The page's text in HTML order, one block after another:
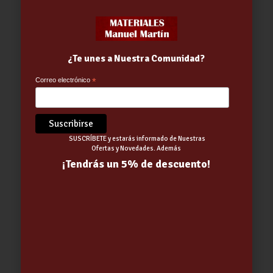
PINTURA ACRILICA ROJO
VIVO/FUEGO RAL 3000 SPRAY 400
ML.QUILOSA (01-01-2026)
4.43€
¿Te unes a Nuestra Comunidad?
Correo electrónico*
SUSCRÍBETE y estarás informado de Nuestras
Ofertas y Novedades. Además
¡Tendrás un 5% de descuento!